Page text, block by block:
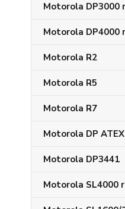
Motorola DP3000
Motorola DP4000
Motorola R2
Motorola R5
Motorola R7
Motorola DP ATEX
Motorola DP3441
Motorola SL4000